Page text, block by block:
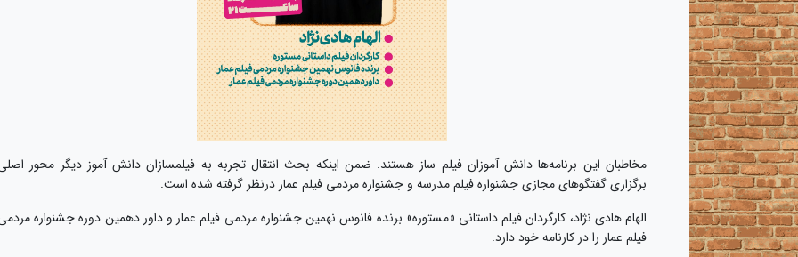
مخاطبان این برنامه‌ها دانش آموزان فیلم ساز هستند. ضمن اینکه بحث انتقال تجربه به فیلمسازان دانش آموز دیگر محور
برگزاری گفتگوهای مجازی جشنواره فیلم مدرسه و جشنواره مردمی فیلم عمار درنظر گرفته شده است.
الهام هادی نژاد، کارگردان فیلم داستانی «مستوره» برنده فانوس نهمین جشنواره مردمی فیلم عمار و داور دهمین دوره جشنواره
فیلم عمار را در کارنامه خود دارد.